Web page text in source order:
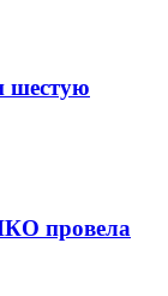
шестую
провела